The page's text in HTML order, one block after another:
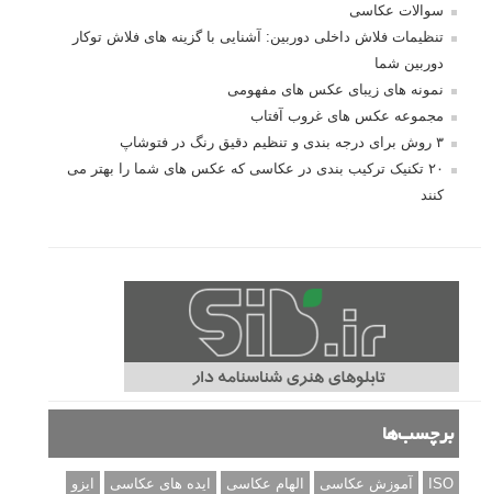
سوالات عکاسی
تنظیمات فلاش داخلی دوربین: آشنایی با گزینه های فلاش توکار
دوربین شما
نمونه های زیبای عکس های مفهومی
مجموعه عکس های غروب آفتاب
۳ روش برای درجه بندی و تنظیم دقیق رنگ در فتوشاپ
۲۰ تکنیک ترکیب بندی در عکاسی که عکس های شما را بهتر می
کنند
برچسب‌ها
ISO آموزش عکاسی الهام عکاسی ایده های عکاسی
ایزو